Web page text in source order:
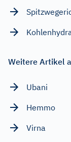
Weitere Artikel
Ubani
Hemmo
Virna